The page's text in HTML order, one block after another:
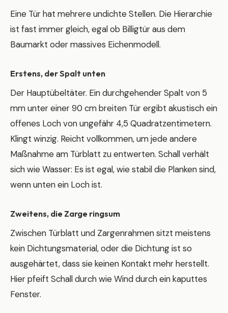
Eine Tür hat mehrere undichte Stellen. Die Hierarchie
ist fast immer gleich, egal ob Billigtür aus dem
Baumarkt oder massives Eichenmodell.
Erstens, der Spalt unten
Der Hauptübeltäter. Ein durchgehender Spalt von 5
mm unter einer 90 cm breiten Tür ergibt akustisch ein
offenes Loch von ungefähr 4,5 Quadratzentimetern.
Klingt winzig. Reicht vollkommen, um jede andere
Maßnahme am Türblatt zu entwerten. Schall verhält
sich wie Wasser: Es ist egal, wie stabil die Planken sind,
wenn unten ein Loch ist.
Zweitens, die Zarge ringsum
Zwischen Türblatt und Zargenrahmen sitzt meistens
kein Dichtungsmaterial, oder die Dichtung ist so
ausgehärtet, dass sie keinen Kontakt mehr herstellt.
Hier pfeift Schall durch wie Wind durch ein kaputtes
Fenster.